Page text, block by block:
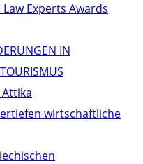
Experts Awards
IN
wirtschaftliche